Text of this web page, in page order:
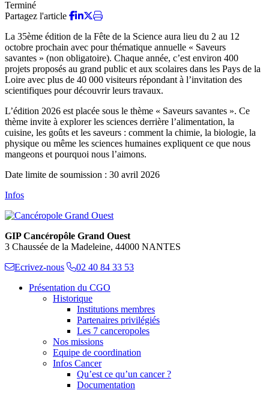
Terminé
Partagez l'article
La 35ème édition de la Fête de la Science aura lieu du 2 au 12
octobre prochain avec pour thématique annuelle « Saveurs
savantes » (non obligatoire). Chaque année, c’est environ 400
projets proposés au grand public et aux scolaires dans les Pays de la
Loire avec plus de 40 000 visiteurs répondant à l’invitation des
scientifiques pour découvrir leurs travaux.
L’édition 2026 est placée sous le thème « Saveurs savantes ». Ce
thème invite à explorer les sciences derrière l’alimentation, la
cuisine, les goûts et les saveurs : comment la chimie, la biologie, la
physique ou même les sciences humaines expliquent ce que nous
mangeons et pourquoi nous l’aimons.
Date limite de soumission : 30 avril 2026
Infos
GIP Cancéropôle Grand Ouest
3 Chaussée de la Madeleine, 44000 NANTES
Ecrivez-nous
02 40 84 33 53
Présentation du CGO
Historique
Institutions membres
Partenaires privilégiés
Les 7 canceropoles
Nos missions
Equipe de coordination
Infos Cancer
Qu’est ce qu’un cancer ?
Documentation